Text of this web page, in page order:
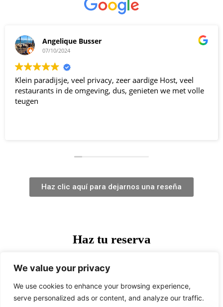
We value your privacy
We use cookies to enhance your browsing experience,
serve personalized ads or content, and analyze our traffic.
Johan Bruyninx
23/08/2024
Buen dirigente.. Ánimo Cesar.
Haz clic aquí para dejarnos una reseña
Haz tu reserva
Reserva